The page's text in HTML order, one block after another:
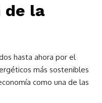
de la
hasta ahora por el
más sostenibles
como una de las